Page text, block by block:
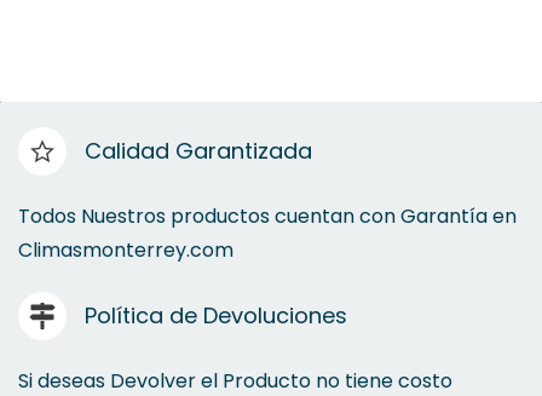
Mesas de Trabajo
Esmeriles
Calidad Garantizada
Todos Nuestros productos cuentan con Garantía en
Climasmonterrey.com
Política de Devoluciones
Si deseas Devolver el Producto no tiene costo